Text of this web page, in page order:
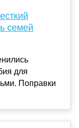
семей
для
Поправки